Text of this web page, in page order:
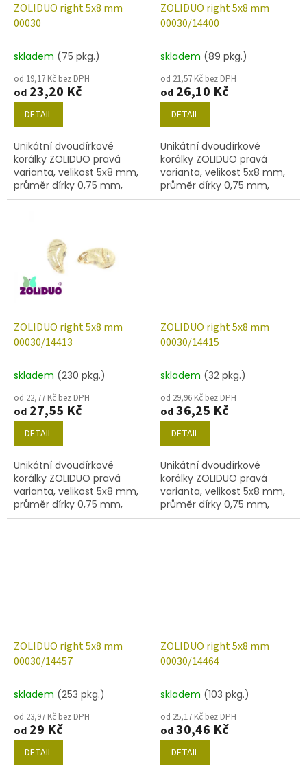
ZOLIDUO right 5x8 mm
00030
skladem (75 pkg.)
od 19,17 Kč bez DPH
od 23,20 Kč
DETAIL
Unikátní dvoudírkové
korálky ZOLIDUO pravá
varianta, velikost 5x8 mm,
průměr dírky 0,75 mm,
obsah balení 20 ks nebo
ZOLIDUO right 5x8 mm
00030/14400
skladem (89 pkg.)
od 21,57 Kč bez DPH
od 26,10 Kč
DETAIL
Unikátní dvoudírkové
korálky ZOLIDUO pravá
varianta, velikost 5x8 mm,
průměr dírky 0,75 mm,
obsah balení 20 ks nebo
ZOLIDUO right 5x8 mm
00030/14413
skladem (230 pkg.)
od 22,77 Kč bez DPH
od 27,55 Kč
DETAIL
Unikátní dvoudírkové
korálky ZOLIDUO pravá
varianta, velikost 5x8 mm,
průměr dírky 0,75 mm,
obsah balení 20 ks nebo
ZOLIDUO right 5x8 mm
00030/14415
skladem (32 pkg.)
od 29,96 Kč bez DPH
od36,25 Kč
DETAIL
Unikátní dvoudírkové
korálky ZOLIDUO pravá
varianta, velikost 5x8 mm,
průměr dírky 0,75 mm,
obsah balení 20 ks nebo
ZOLIDUO right 5x8 mm
00030/14457
skladem (253 pkg.)
od 23,97 Kč bez DPH
od 29 Kč
DETAIL
ZOLIDUO right 5x8 mm
00030/14464
skladem (103 pkg.)
od 25,17 Kč bez DPH
od30,46 Kč
DETAIL